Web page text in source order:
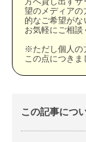
望のメディア
的なご希望がな
お気軽にご相談
※ただし個人の
この点につきま
この記事につ